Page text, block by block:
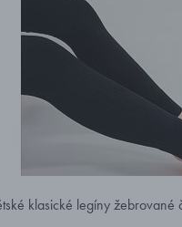
klasické legíny žebrované